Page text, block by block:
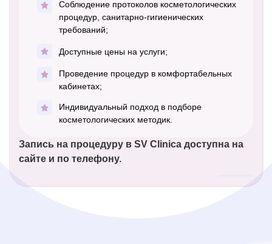
Соблюдение протоколов косметологических
процедур, санитарно-гигиенических
требований;
Доступные цены на услуги;
Проведение процедур в комфортабельных
кабинетах;
Индивидуальный подход в подборе
косметологических методик.
Запись на процедуру в SV Clinica доступна на
сайте и по телефону.